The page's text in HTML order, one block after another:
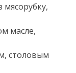
масле,
столовым